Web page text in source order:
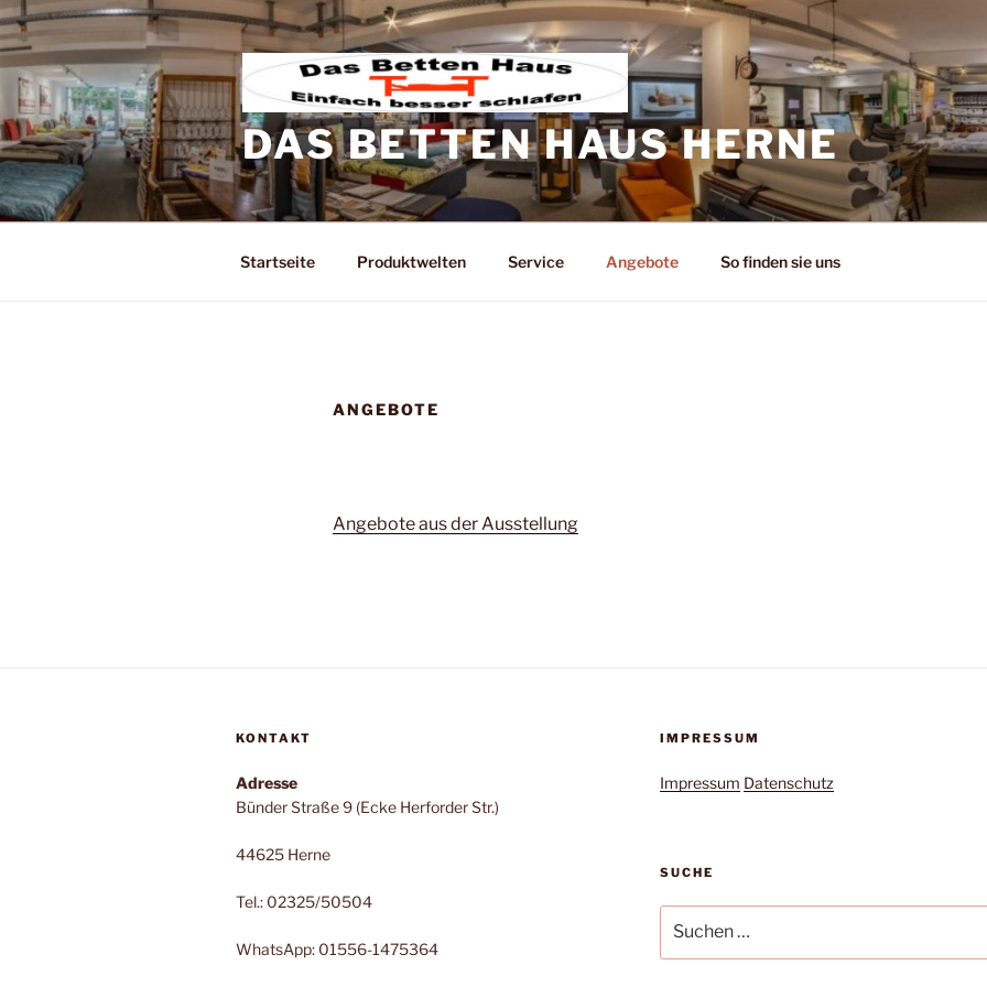
Zum
Inhalt
springen
DAS BETTEN HAUS HERNE
Startseite Produktwelten Service Angebote So finden sie uns
ANGEBOTE
Angebote aus der Ausstellung
KONTAKT
Adresse
Bünder Straße 9 (Ecke Herforder Str.)
44625 Herne
Tel.: 02325/50504
WhatsApp: 01556-1475364
IMPRESSUM
Impressum Datenschutz
SUCHE
nach: